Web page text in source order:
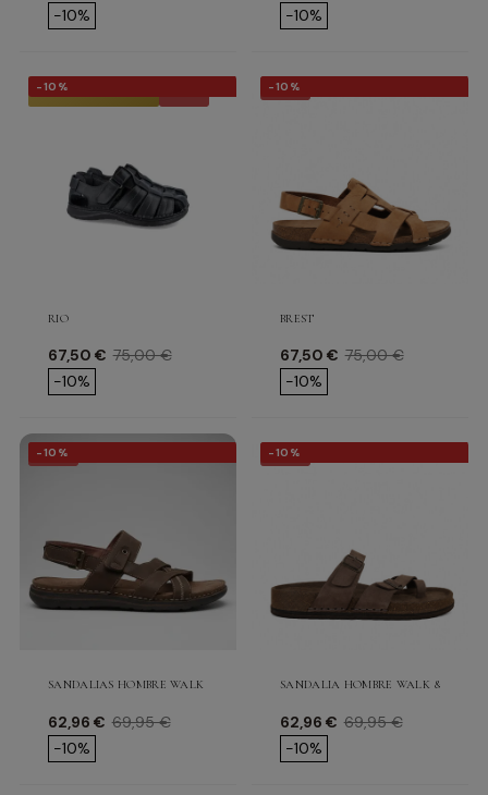
-10%
-10%
-10%
RIO
Precio
67,50 € Precio base
75,00 €
-10%
★ TOP VENTAS -10%
BREST
Precio
67,50 € Precio base
75,00 €
-10%
-10%
-10%
SANDALIAS HOMBRE WALK & FLY LA RAMBLA 680 28200
Precio
62,96 € Precio base
69,95 €
-10%
-10% -10%
SANDALIA HOMBRE WALK & FLY
Precio
62,96 € Precio base
69,95 €
-10%
-10%